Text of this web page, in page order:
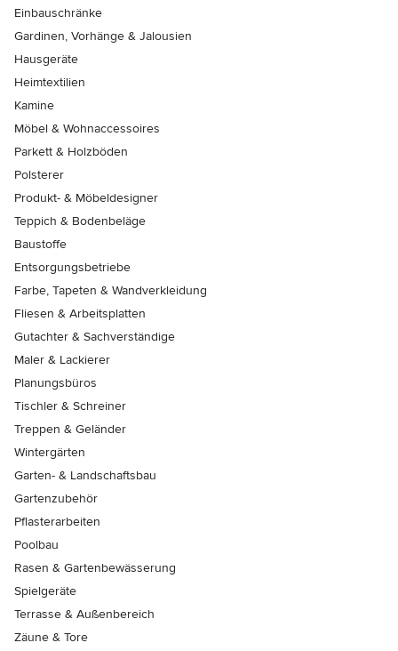
Einbauschränke
Gardinen, Vorhänge & Jalousien
Hausgeräte
Heimtextilien
Kamine
Möbel & Wohnaccessoires
Parkett & Holzböden
Polsterer
Produkt- & Möbeldesigner
Teppich & Bodenbeläge
Baustoffe
Entsorgungsbetriebe
Farbe, Tapeten & Wandverkleidung
Fliesen & Arbeitsplatten
Gutachter & Sachverständige
Maler & Lackierer
Planungsbüros
Tischler & Schreiner
Treppen & Geländer
Wintergärten
Garten- & Landschaftsbau
Gartenzubehör
Pflasterarbeiten
Poolbau
Rasen & Gartenbewässerung
Spielgeräte
Terrasse & Außenbereich
Zäune & Tore